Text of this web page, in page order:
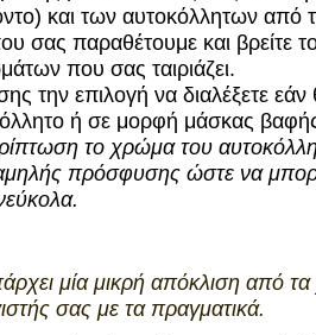
και των αυτοκόλλητων από
σας παραθέτουμε και βρείτε
που σας ταιριάζει.
την επιλογή να διαλέξετε εάν
ή σε μορφή μάσκας
το χρώμα του
πρόσφυσης ώστε να
μία μικρή απόκλιση από
σας με τα πραγματικά.